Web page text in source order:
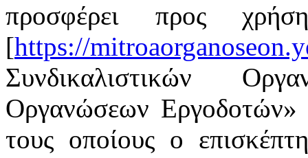
προσφέρει προς
[https://
Συνδικαλιστικών
Οργανώσεων Εργοδοτών»
τους οποίους ο